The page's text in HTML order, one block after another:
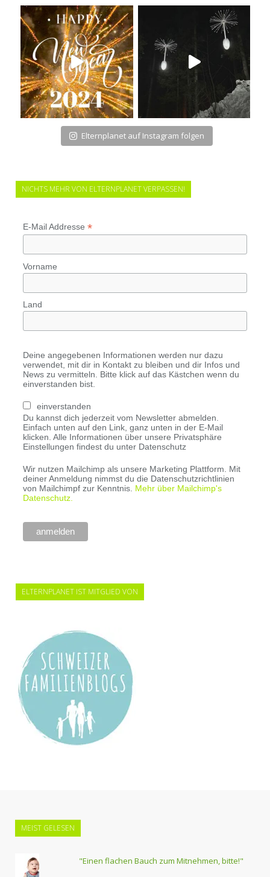
Elternplanet auf Instagram folgen
NICHTS MEHR VON ELTERNPLANET VERPASSEN!
E-Mail Addresse *
Vorname
Land
Deine angegebenen Informationen werden nur dazu
verwendet, mit dir in Kontakt zu bleiben und dir Infos und
News zu vermitteln. Bitte klick auf das Kästchen wenn du
einverstanden bist.
einverstanden
Du kannst dich jederzeit vom Newsletter abmelden.
Einfach unten auf den Link, ganz unten in der E-Mail
klicken. Alle Informationen über unsere Privatsphäre
Einstellungen findest du unter Datenschutz
Wir nutzen Mailchimp als unsere Marketing Plattform. Mit
deiner Anmeldung nimmst du die Datenschutzrichtlinien
von Mailchimpf zur Kenntnis. Mehr über Mailchimp's
Datenschutz.
ELTERNPLANET IST MITGLIED VON
MEIST GELESEN
"Einen flachen Bauch zum Mitnehmen, bitte!"